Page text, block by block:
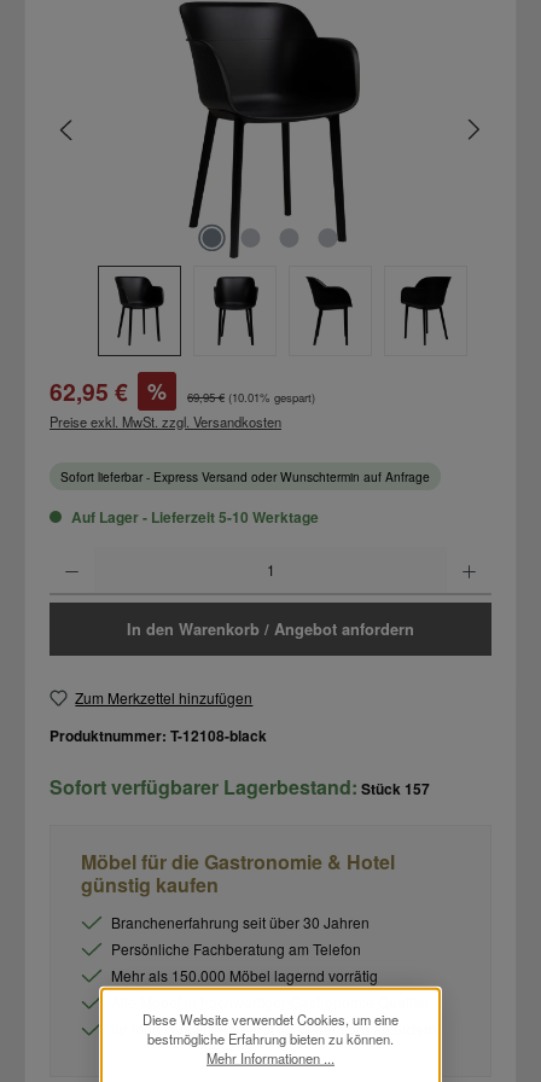
Verkaufspreis:
62,95 € % Regulärer Preis:
69,95 € (10.01% gespart)
Preise exkl. MwSt. zzgl. Versandkosten
Sofort lieferbar - Express Versand oder Wunschtermin auf Anfrage
Auf Lager - Lieferzeit 5-10 Werktage
In den Warenkorb / Angebot anfordern
Zum Merkzettel hinzufügen
Produktnummer: T-12108-black
Sofort verfügbarer Lagerbestand: Stück 157
Möbel für die Gastronomie & Hotel
günstig kaufen
Branchenerfahrung seit über 30 Jahren
Persönliche Fachberatung am Telefon
Mehr als 150.000 Möbel lagernd vorrätig
Ihr individuelles Angebot im Warenkorb anfordern
Diese Website verwendet Cookies, um eine
bestmögliche Erfahrung bieten zu können.
Mehr Informationen ...